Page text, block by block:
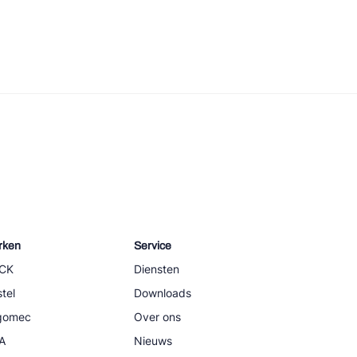
Service
Diensten
Downloads
Over ons
Nieuws